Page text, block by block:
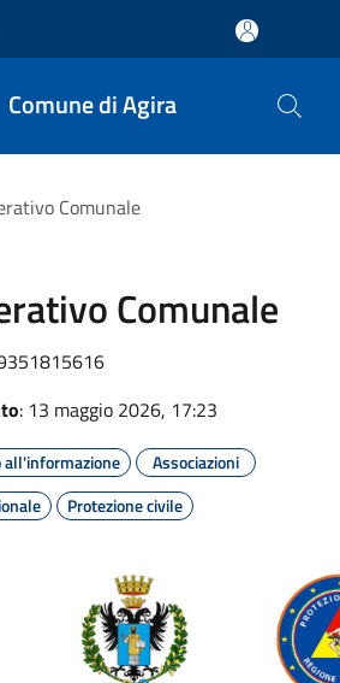
Comune di Agira
Comunale
Comunale
: 13 maggio 2026, 17:23
all'informazione
Associazioni
Protezione civile